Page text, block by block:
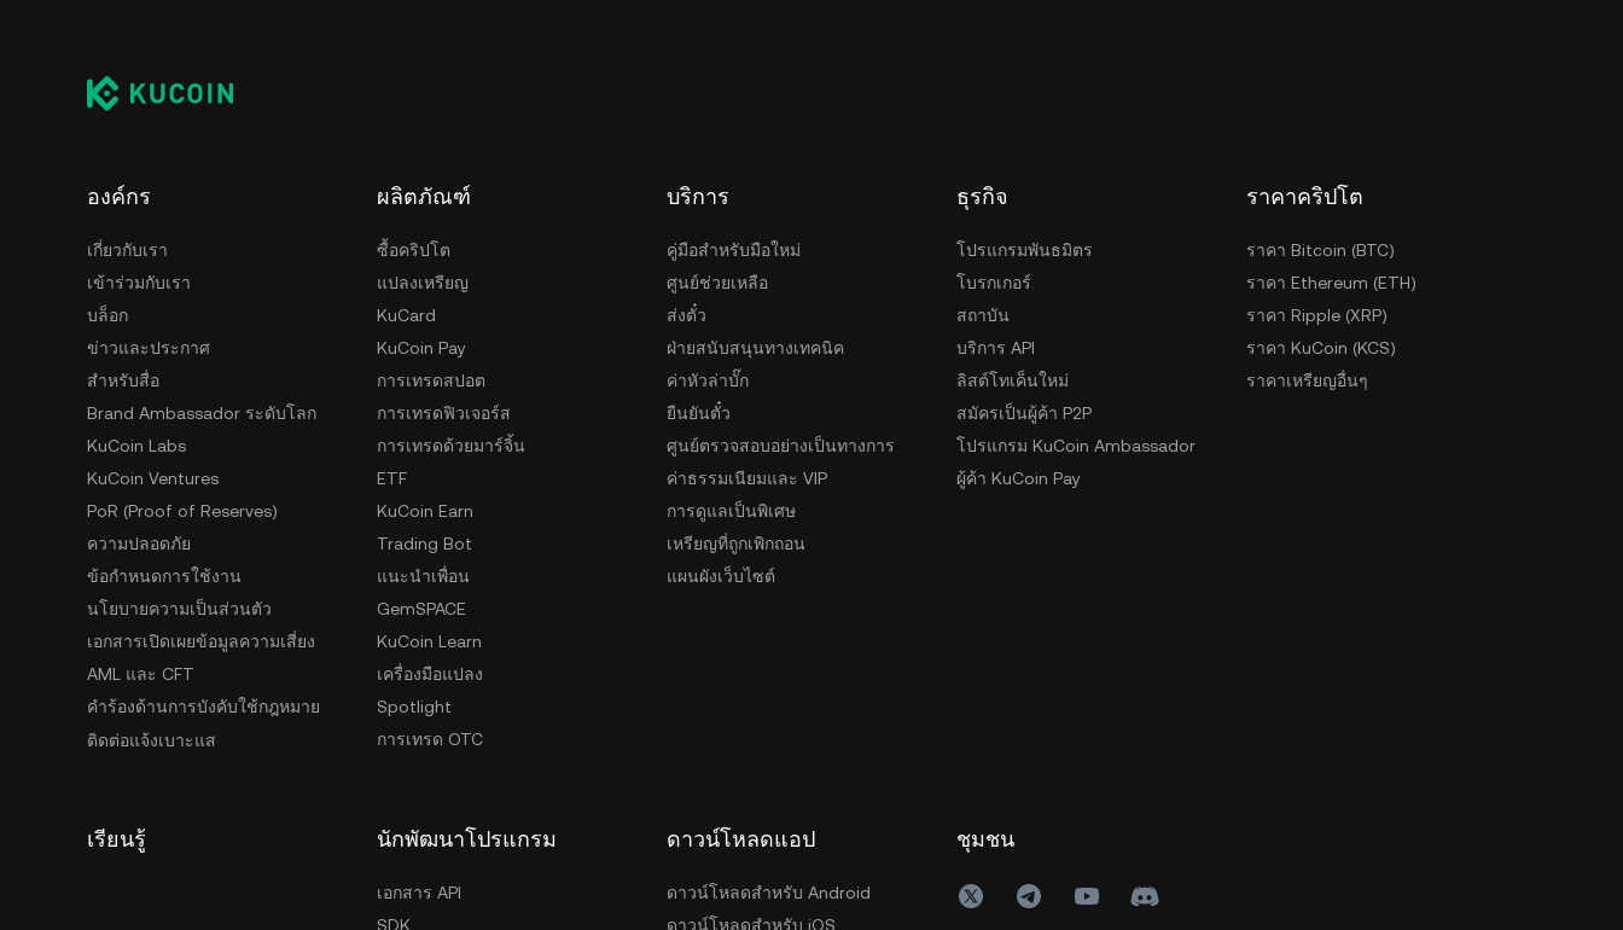
องค์กร
เกี่ยวกับเรา
เข้าร่วมกับเรา
บล็อก
ข่าวและประกาศ
สำหรับสื่อ
Brand Ambassador ระดับโลก
KuCoin Labs
KuCoin Ventures
PoR (Proof of Reserves)
ความปลอดภัย
ข้อกำหนดการใช้งาน
นโยบายความเป็นส่วนตัว
เอกสารเปิดเผยข้อมูลความเสี่ยง
AML และ CFT
คำร้องด้านการบังคับใช้กฎหมาย
ติดต่อแจ้งเบาะแส
ผลิตภัณฑ์
ซื้อคริปโต
แปลงเหรียญ
KuCard
KuCoin Pay
การเทรดสปอต
การเทรดฟิวเจอร์ส
การเทรดด้วยมาร์จิ้น
ETF
KuCoin Earn
Trading Bot
แนะนำเพื่อน
GemSPACE
KuCoin Learn
เครื่องมือแปลง
Spotlight
การเทรด OTC
บริการ
คู่มือสำหรับมือใหม่
ศูนย์ช่วยเหลือ
ส่งตั๋ว
ฝ่ายสนับสนุนทางเทคนิค
ค่าหัวล่าบั๊ก
ยืนยันตั๋ว
ศูนย์ตรวจสอบอย่างเป็นทางการ
ค่าธรรมเนียมและ VIP
การดูแลเป็นพิเศษ
เหรียญที่ถูกเพิกถอน
แผนผังเว็บไซต์
ธุรกิจ
โปรแกรมพันธมิตร
โบรกเกอร์
สถาบัน
บริการ API
ลิสต์โทเค็นใหม่
สมัครเป็นผู้ค้า P2P
โปรแกรม KuCoin Ambassador
ผู้ค้า KuCoin Pay
ราคาคริปโต
ราคา Bitcoin (BTC)
ราคา Ethereum (ETH)
ราคา Ripple (XRP)
ราคา KuCoin (KCS)
ราคาเหรียญอื่นๆ
เรียนรู้ นักพัฒนาโปรแกรม
เอกสาร API
SDK
ดาวน์โหลดแอป
ดาวน์โหลดสำหรับ Android
ดาวน์โหลดสำหรับ iOS
ชุมชน